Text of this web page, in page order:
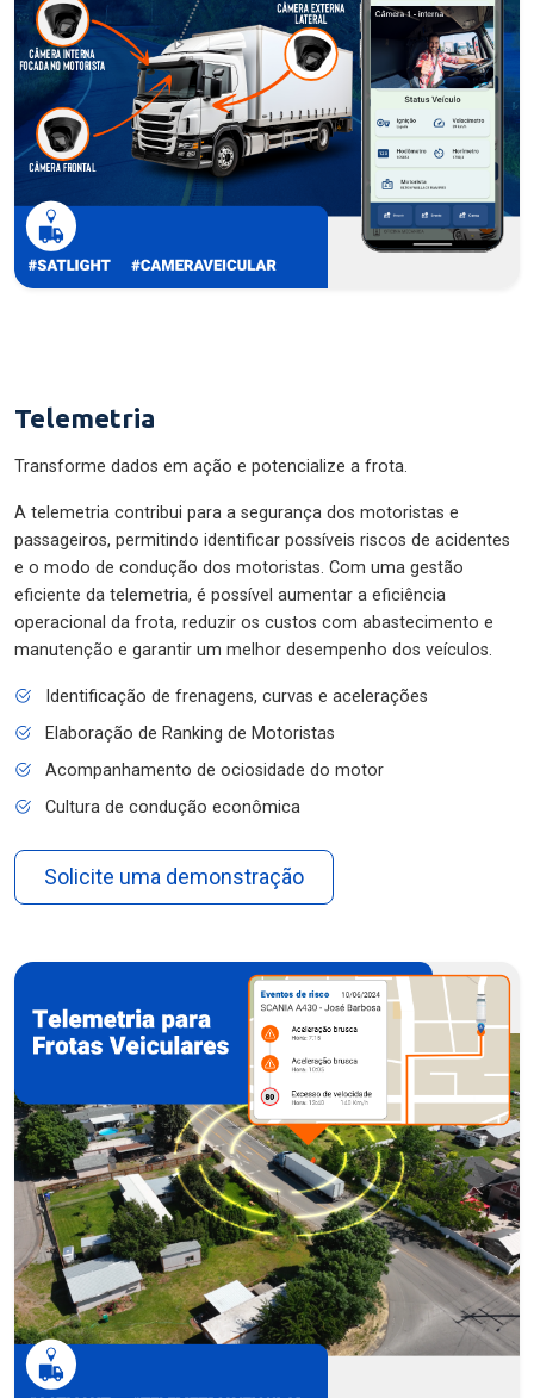
Telemetria
Transforme dados em ação e potencialize a frota.
A telemetria contribui para a segurança dos motoristas e
passageiros, permitindo identificar possíveis riscos de acidentes
e o modo de condução dos motoristas. Com uma gestão
eficiente da telemetria, é possível aumentar a eficiência
operacional da frota, reduzir os custos com abastecimento e
manutenção e garantir um melhor desempenho dos veículos.
Identificação de frenagens, curvas e acelerações
Elaboração de Ranking de Motoristas
Acompanhamento de ociosidade do motor
Cultura de condução econômica
Solicite uma demonstração